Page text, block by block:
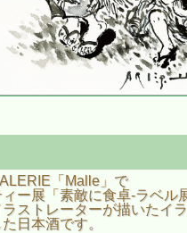
「Malle」で
ー展「素敵に食卓‐ラベル
ストレーターが描いたイラ
日本酒です。